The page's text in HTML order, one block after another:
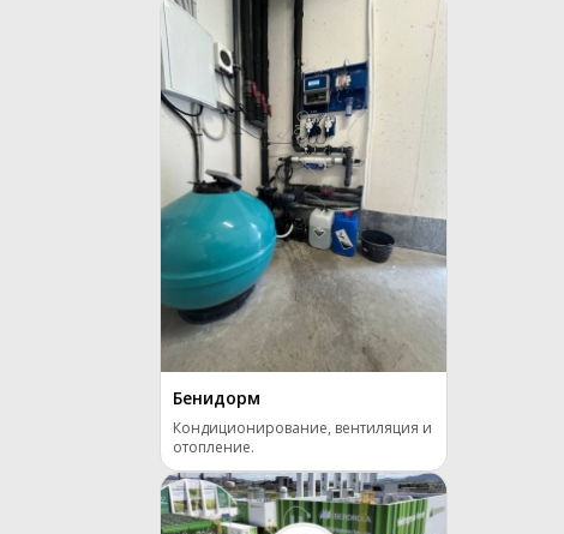
Бенидорм
Кондиционирование, вентиляция и
отопление.